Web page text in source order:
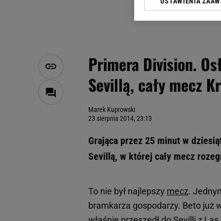
Primera Division.
Sevillą, cały mecz
Marek Kuprowski
23 sierpnia 2014, 23:13
Grająca przez 25 minut w
Sevillą, w której cały mecz
To nie był najlepszy mecz.
bramkarza gospodarzy. Beto już
Klikając „Akceptuję”
Zaufanych Partnerów i
My, nasi Zaufani
Przechowywanie